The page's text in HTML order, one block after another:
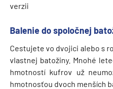
verzii
Balenie do spoločnej
Cestujete vo dvojici alebo s
vlastnej batožiny. Mnohé
hmotností kufrov už
hmotnosťou dvoch menších